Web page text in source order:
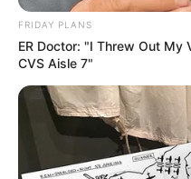
FRIDAY PLANS
ER Doctor: "I Threw Out My
CVS Aisle 7"